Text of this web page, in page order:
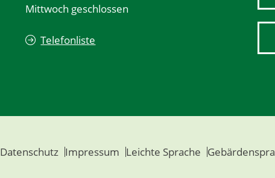
Mittwoch geschlossen
Telefonliste
Datenschutz Impressum Leichte Sprache